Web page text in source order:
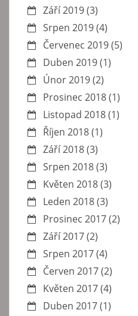
Září 2019(3)
Srpen 2019(4)
Červenec 2019(5)
Duben 2019(1)
Únor 2019(2)
Prosinec 2018(1)
Listopad 2018(1)
Říjen 2018(1)
Září 2018(3)
Srpen 2018(3)
Květen 2018(3)
Leden 2018(3)
Prosinec 2017(2)
Září 2017(2)
Srpen 2017(4)
Červen 2017(2)
Květen 2017(4)
Duben 2017(1)